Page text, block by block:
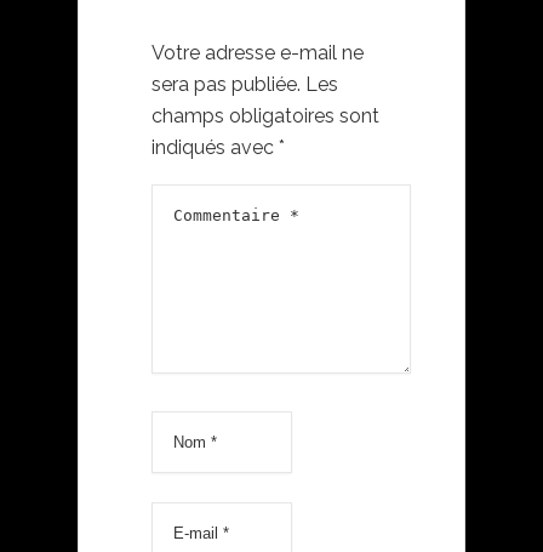
Votre adresse e-mail ne
sera pas publiée. Les
champs obligatoires sont
indiqués avec *